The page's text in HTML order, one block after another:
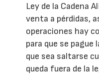
Ley de la Cadena
venta a pérdidas,
operaciones hay
para que se pague
que sea saltarse
queda fuera de la